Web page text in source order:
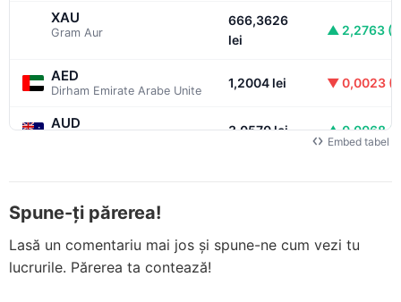
XAU
Gram Aur
666,3626
lei
▲ 2,2763
AED
Dirham Emirate Arabe Unite
1,2004 lei ▼ 0,0023
AUD 3,0570 lei ▲ 0,0068
CAD
CNY
Embed tabel
Spune-ți părerea!
Lasă un comentariu mai jos și spune-ne cum vezi tu
lucrurile. Părerea ta contează!